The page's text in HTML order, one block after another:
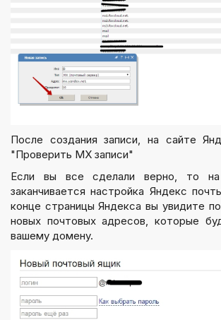
После создания записи, на сайте
"Проверить MX записи"
Если вы все сделали верно, то
заканчивается настройка Яндекс
конце страницы Яндекса вы увидите
новых почтовых адресов, которые
вашему домену.